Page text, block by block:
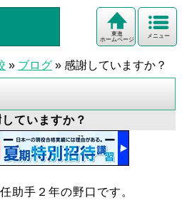
メニュー
東進
ホームページ
» ブログ » 感謝していますか？
ていますか？
助手２年の野口です。